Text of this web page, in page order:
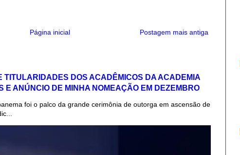
Postagem mais antiga
Página inicial
TITULARIDADES DOS ACADÊMICOS DA ACADEMIA
ANÚNCIO DE MINHA NOMEAÇÃO EM DEZEMBRO
foi o palco da grande cerimônia de outorga em ascensão de